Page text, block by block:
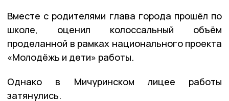
Вместе с родителями глава города прошёл по
школе, оценил колоссальный объём
проделанной в рамках национального проекта
«Молодёжь и дети» работы.
Однако в Мичуринском лицее работы
затянулись.